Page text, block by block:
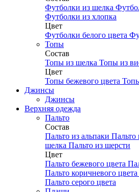
Футболки из шелка
Футболки из хлопка
Цвет
Футболки белого цвета
Топы
Состав
Топы из шелка Топы из
Цвет
Топы бежевого цвета
Джинсы
Джинсы
Верхняя одежда
Пальто
Состав
Пальто из альпаки Пальто
шелка Пальто из шерсти
Цвет
Пальто бежевого цвета
Пальто коричневого цвета
Пальто серого цвета